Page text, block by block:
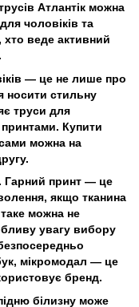
Атлантік можна
чоловіків та
хто веде активний
— це не лише про
носити стильну
труси для
принтами. Купити
можна на
Гарний принт — це
якщо тканина
таке можна не
увагу вибору
мікромодал — це
бренд.
білизну може